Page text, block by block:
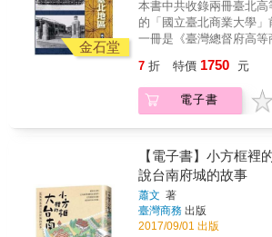
灣人經濟文化的共同記
化認同的結晶，這本書帶
了解，也對台灣現有的
珍惜。
金石堂
本書中共收錄兩冊臺北
的「國立臺北商業大學」
一冊是《臺灣總督府高
校高商部第二屆畢業紀念
本帝國輝煌時期在殖民地
學圖像資料，後者是光
史照片。
7 折 特價 1750 元
電子書
【電子書】小方框裡
說台南府城的故事
蕭文 著
臺灣商務 出版
2017/09/01 出版